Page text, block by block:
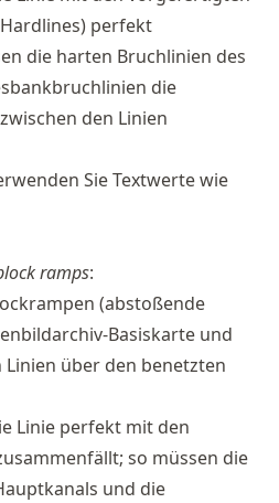
perfekt
die harten Bruchlinien des
die
den Linien
Sie Textwerte wie
ramps:
(abstoßende
Basiskarte und
Linien über den benetzten
Linie perfekt mit den
so müssen die
und die